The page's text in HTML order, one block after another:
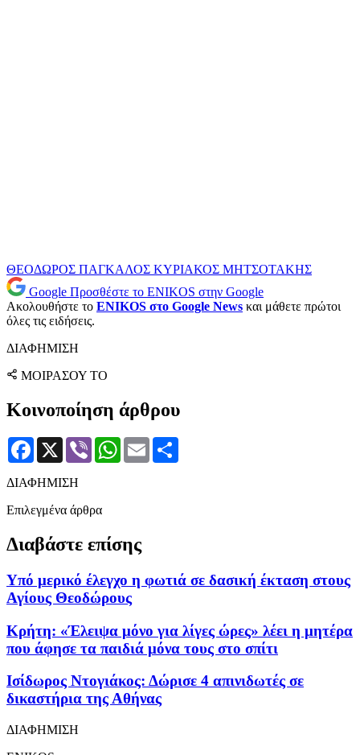
ΘΕΟΔΩΡΟΣ ΠΑΓΚΑΛΟΣ ΚΥΡΙΑΚΟΣ ΜΗΤΣΟΤΑΚΗΣ
Google Προσθέστε το ENIKOS στην Google
Ακολουθήστε το ENIKOS στο Google News και μάθετε πρώτοι
όλες τις ειδήσεις.
ΔΙΑΦΗΜΙΣΗ
ΜΟΙΡΑΣΟΥ ΤΟ
Κοινοποίηση άρθρου
Facebook
X Viber WhatsApp
Email
ΔΙΑΦΗΜΙΣΗ
Επιλεγμένα άρθρα
Διαβάστε επίσης
Υπό μερικό έλεγχο η φωτιά σε δασική έκταση στους
Αγίους Θεοδώρους
Κρήτη: «Έλειψα μόνο για λίγες ώρες» λέει η μητέρα
που άφησε τα παιδιά μόνα τους στο σπίτι
Ισίδωρος Ντογιάκος: Δώρισε 4 απινιδωτές σε
δικαστήρια της Αθήνας
ΔΙΑΦΗΜΙΣΗ